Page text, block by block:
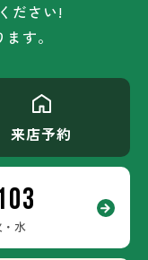
ださい!
す。
来店予約
水